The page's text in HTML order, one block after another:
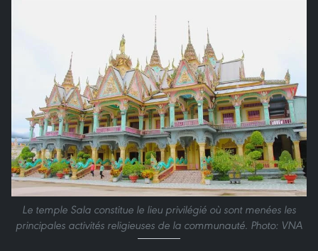
Le temple Sala constitue le lieu privilégié où sont menées les
principales activités religieuses de la communauté. Photo: VNA